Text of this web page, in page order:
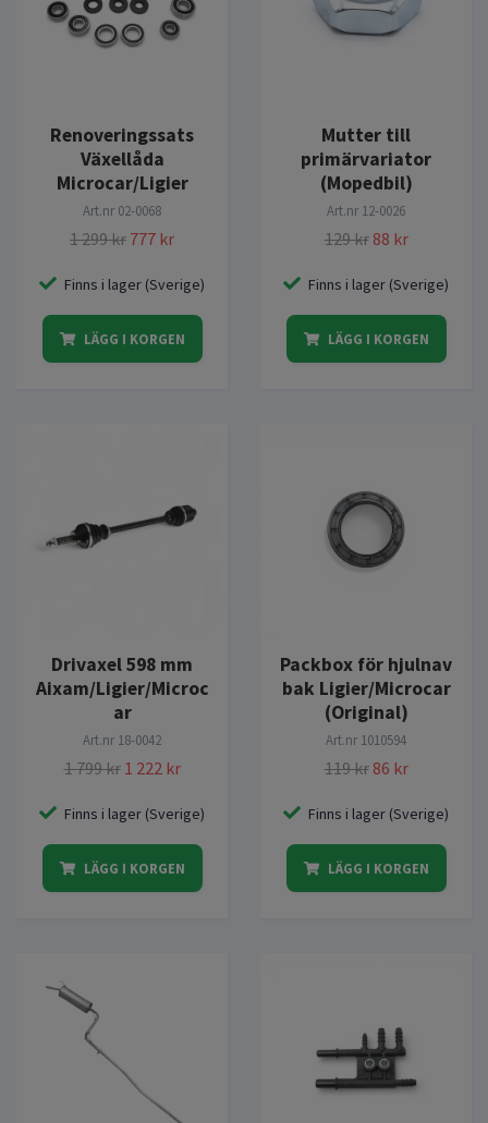
Renoveringssats
Växellåda
Microcar/Ligier
Art.nr 02-0068
1 299 kr 777 kr
Finns i lager (Sverige)
LÄGG I KORGEN
Mutter till
primärvariator
(Mopedbil)
Art.nr 12-0026
129 kr 88 kr
Finns i lager (Sverige)
LÄGG I KORGEN
Drivaxel 598 mm
Aixam/Ligier/Microc
ar
Art.nr 18-0042
1 799 kr 1 222 kr
Finns i lager (Sverige)
LÄGG I KORGEN
Packbox för hjulnav
bak Ligier/Microcar
(Original)
Art.nr 1010594
119 kr 86 kr
Finns i lager (Sverige)
LÄGG I KORGEN